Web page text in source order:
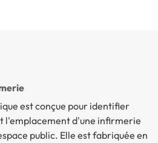
est conçue pour identifier
l'emplacement d'une infirmerie
public. Elle est fabriquée en